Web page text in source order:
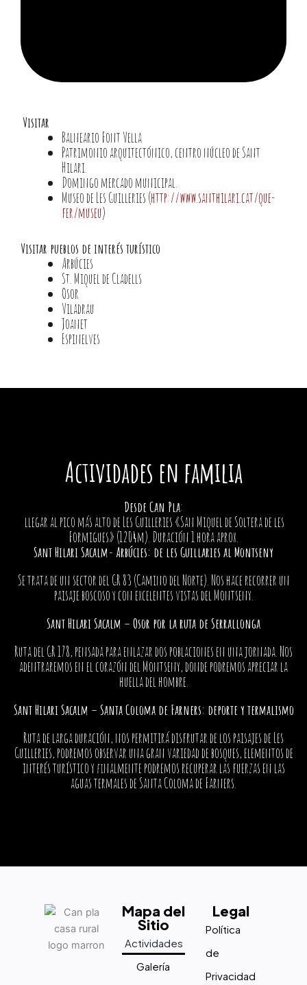
Visitar
Balneario Font Vella
Patrimonio arquitectónico, centro núcleo de Sant
Hilari.
Domingo mercado municipal.
Museo de Les Guilleries (http://www.santhilari.cat/que-
fer/museu)
Visitar pueblos de interés turístico
Arbúcies
St. Miquel de Cladells
Osor
Viladrau
Joanet
Espinelves
Actividades en familia
Desde Can Pla:
llegar al pico más alto de Les Guilleries «San Miquel de Soltera de les
Formigues» (1204m). Duración 1 hora aprox.
Sant Hilari Sacalm- Arbúcies: de les Guillaries al Montseny
Se trata de un sector del GR 83 (Camino del Norte). Nos hace recorrer un
paisaje boscoso y con excelentes vistas del Montseny.
Sant Hilari Sacalm – Osor por la ruta de Serrallonga
Ruta del GR 178, pensada para enlazar dos poblaciones en una jornada. Nos
adentraremos en el corazón del Montseny, donde podremos apreciar la
huella del hombre.
Sant Hilari Sacalm – Santa Coloma de Farners: deporte y termalismo
Ruta de larga duración, nos permitirá disfrutar de los paisajes de Les
Guilleries, podremos observar una gran variedad de bosques, elementos de
interés turístico y finalmente podremos recuperar las fuerzas en las
aguas termales de Santa Coloma de Farners.
Mapa del
Sitio
Actividades
Galería
Legal
Política
de
Privacidad